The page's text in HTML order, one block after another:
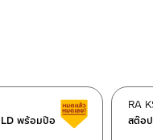
Click Here<<
Click Here<<
พร้อมป๊อ
Clearance
สต๊อ
RA